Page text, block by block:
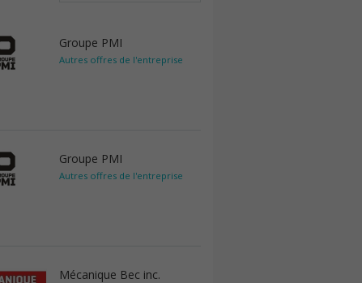
Groupe PMI
Autres offres de l'entreprise
Groupe PMI
Autres offres de l'entreprise
Mécanique Bec inc.